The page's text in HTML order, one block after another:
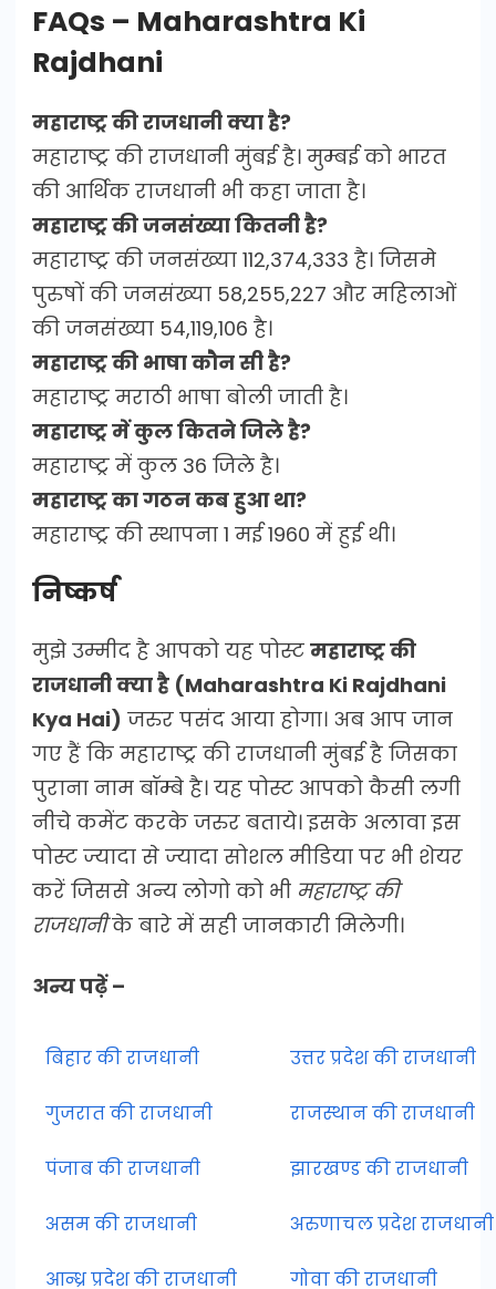
FAQs – Maharashtra Ki
Rajdhani
महाराष्ट्र की राजधानी क्या है?
महाराष्ट्र की राजधानी मुंबई है। मुम्बई को भारत
की आर्थिक राजधानी भी कहा जाता है।
महाराष्ट्र की जनसंख्या कितनी है?
महाराष्ट्र की जनसंख्या 112,374,333 है। जिसमे
पुरुषों की जनसंख्या 58,255,227 और महिलाओं
की जनसंख्या 54,119,106 है।
महाराष्ट्र की भाषा कौन सी है?
महाराष्ट्र मराठी भाषा बोली जाती है।
महाराष्ट्र में कुल कितने जिले है?
महाराष्ट्र में कुल 36 जिले है।
महाराष्ट्र का गठन कब हुआ था?
महाराष्ट्र की स्थापना 1 मई 1960 में हुई थी।
निष्कर्ष
मुझे उम्मीद है आपको यह पोस्ट महाराष्ट्र की
राजधानी क्या है (Maharashtra Ki Rajdhani
Kya Hai) जरुर पसंद आया होगा। अब आप जान
गए हैं कि महाराष्ट्र की राजधानी मुंबई है जिसका
पुराना नाम बॉम्बे है। यह पोस्ट आपको कैसी लगी
नीचे कमेंट करके जरुर बताये। इसके अलावा इस
पोस्ट ज्यादा से ज्यादा सोशल मीडिया पर भी शेयर
करें जिससे अन्य लोगो को भी महाराष्ट्र की
राजधानीके बारे में सही जानकारी मिलेगी।
अन्य पढ़ें –
बिहार की राजधानी उत्तर प्रदेश की राजधानी
गुजरात की राजधानी राजस्थान की राजधानी
पंजाब की राजधानी झारखण्ड की राजधानी
असम की राजधानी अरुणाचल प्रदेश राजधानी
आन्ध्र प्रदेश की राजधानी गोवा की राजधानी